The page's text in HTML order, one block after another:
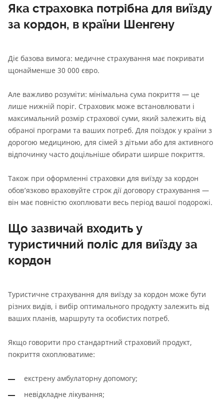
Яка страховка потрібна для виїзду
за кордон, в країни Шенгену
Діє базова вимога: медичне страхування має покривати
щонайменше 30 000 євро.
Але важливо розуміти: мінімальна сума покриття — це
лише нижній поріг. Страховик може встановлювати і
максимальний розмір страхової суми, який залежить від
обраної програми та ваших потреб. Для поїздок у країни з
дорогою медициною, для сімей з дітьми або для активного
відпочинку часто доцільніше обирати ширше покриття.
Також при оформленні страховки для виїзду за кордон
обов’язково враховуйте строк дії договору страхування —
він має повністю охоплювати весь період вашої подорожі.
Що зазвичай входить у
туристичний поліс для виїзду за
кордон
Туристичне страхування для виїзду за кордон може бути
різних видів, і вибір оптимального продукту залежить від
ваших планів, маршруту та особистих потреб.
Якщо говорити про стандартний страховий продукт,
покриття охоплюватиме:
екстрену амбулаторну допомогу;
невідкладне лікування;